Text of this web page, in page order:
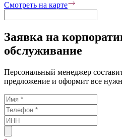
Смотреть на карте
Заявка на
обслуживание
Персональный менеджер
предложение и оформит все